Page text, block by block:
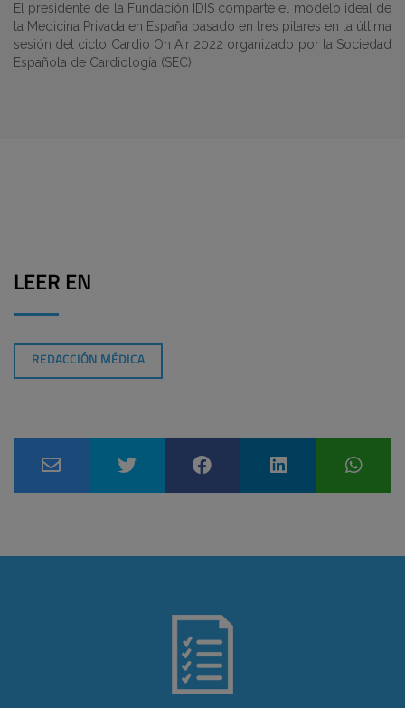
El presidente de la Fundación IDIS comparte el modelo ideal de
la Medicina Privada en España basado en tres pilares en la última
sesión del ciclo Cardio On Air 2022 organizado por la Sociedad
Española de Cardiología (SEC).
LEER EN
REDACCIÓN MÉDICA